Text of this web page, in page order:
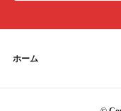
ホーム